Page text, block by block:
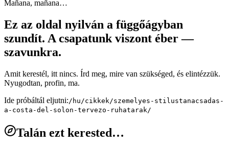
Mañana, mañana…
Ez az oldal nyilván a függőágyban
szundít. A csapatunk viszont éber —
szavunkra.
Amit kerestél, itt nincs. Írd meg, mire van szükséged, és elintézzük.
Nyugodtan, profin, ma.
Ide próbáltál eljutni: /hu/cikkek/szemelyes-stilustanacsadas-
a-costa-del-solon-tervezo-ruhatarak/
Talán ezt kerested…